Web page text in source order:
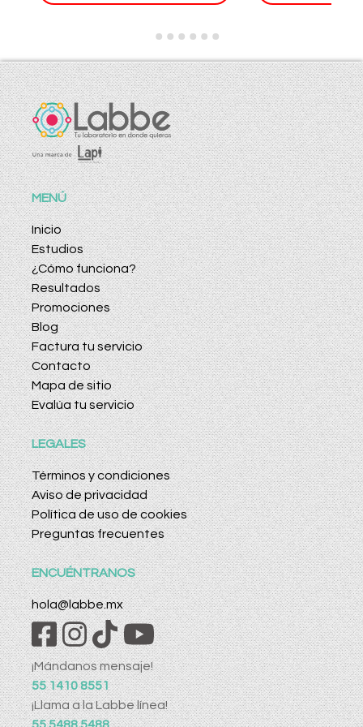
MENÚ
Inicio
Estudios
¿Cómo funciona?
Resultados
Promociones
Blog
Factura tu servicio
Contacto
Mapa de sitio
Evalúa tu servicio
LEGALES
Términos y condiciones
Aviso de privacidad
Política de uso de cookies
Preguntas frecuentes
ENCUÉNTRANOS
hola@labbe.mx
¡Mándanos mensaje!
55 1410 8551
¡Llama a la Labbe línea!